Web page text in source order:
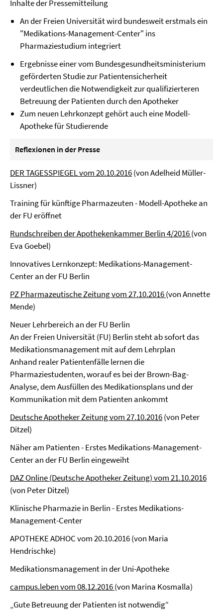
Inhalte der Pressemitteilung
An der Freien Universität wird bundesweit erstmals ein
"Medikations-Management-Center" ins
Pharmaziestudium integriert
Ergebnisse einer vom Bundesgesundheitsministerium
geförderten Studie zur Patientensicherheit
verdeutlichen die Notwendigkeit zur qualifizierteren
Betreuung der Patienten durch den Apotheker
Zum neuen Lehrkonzept gehört auch eine Modell-
Apotheke für Studierende
Reflexionen in der Presse
DER TAGESSPIEGEL vom 20.10.2016(von Adelheid Müller-
Lissner)
Training für künftige Pharmazeuten - Modell-Apotheke an
der FU eröffnet
Rundschreiben der Apothekenkammer Berlin 4/2016(von
Eva Goebel)
Innovatives Lernkonzept: Medikations-Management-
Center an der FU Berlin
PZ Pharmazeutische Zeitung vom 27.10.2016(von Annette
Mende)
Neuer Lehrbereich an der FU Berlin
An der Freien Universität (FU) Berlin steht ab sofort das
Medikationsmanagement mit auf dem Lehrplan
Anhand realer Patientenfälle lernen die
Pharmaziestudenten, worauf es bei der Brown-Bag-
Analyse, dem Ausfüllen des Medikationsplans und der
Kommunikation mit dem Patienten ankommt
Deutsche Apotheker Zeitung vom 27.10.2016(von Peter
Ditzel)
Näher am Patienten - Erstes Medikations-Management-
Center an der FU Berlin eingeweiht
DAZ Online (Deutsche Apotheker Zeitung) vom 21.10.2016
(von Peter Ditzel)
Klinische Pharmazie in Berlin - Erstes Medikations-
Management-Center
APOTHEKE ADHOC vom 20.10.2016 (von Maria
Hendrischke)
Medikationsmanagement in der Uni-Apotheke
campus.leben vom 08.12.2016(von Marina Kosmalla)
„Gute Betreuung der Patienten ist notwendig“